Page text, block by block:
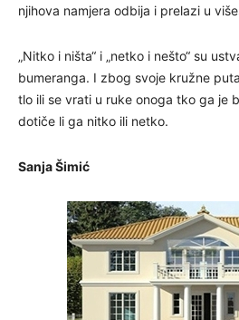
njihova namjera odbija i prelazi u
„Nitko i ništa“ i „netko i nešto“ su
bumeranga. I zbog svoje kružne
tlo ili se vrati u ruke onoga tko ga je
dotiče li ga nitko ili netko.
Sanja Šimić